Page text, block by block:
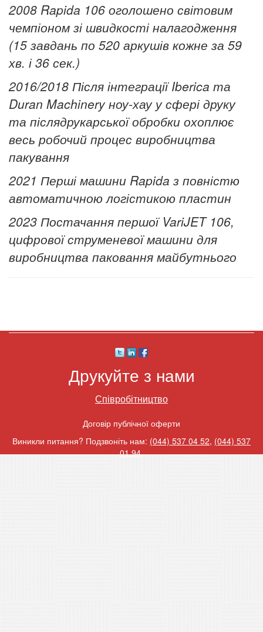
2008 Rapida 106 оголошено світовим
чемпіоном зі швидкості налагодження
(15 завдань по 520 аркушів кожне за 59
хв. і 36 сек.)
2016/2018 Після інтеграції Iberica та
Duran Machinery ноу-хау у сфері друку
та післядрукарської обробки охоплює
весь робочий процес виробництва
пакування
2021 Перші машини Rapida з повністю
автоматичною логістикою пластин
2023 Постачання першої VariJET 106,
цифрової струменевої машини для
виробництва паковання майбутнього
Друкуйте з нами
Співробітництво
Договір публічної оферти
Виникли питання? Подзвоніть нам: (044) 537 04 52, (044) 537
01 94.